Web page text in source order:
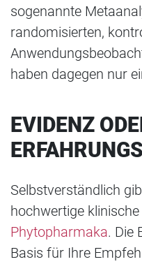
sogenannte
randomisierten,
haben dagegen nur
EVIDENZ
Selbstverständlich
hochwertige
Phytopharmaka. Die
Basis für Ihre